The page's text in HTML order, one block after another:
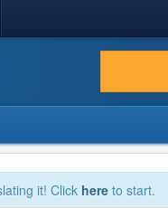
it! Click here to start.